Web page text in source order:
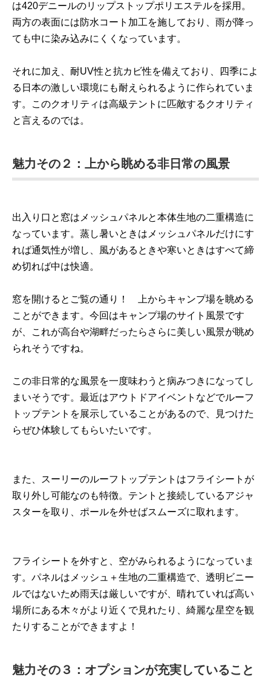
は420デニールのリップストップポリエステルを採用。
両方の表面には防水コート加工を施しており、雨が降っ
ても中に染み込みにくくなっています。
それに加え、耐UV性と抗カビ性を備えており、四季によ
る日本の激しい環境にも耐えられるように作られていま
す。このクオリティは高級テントに匹敵するクオリティ
と言えるのでは。
魅力その２：上から眺める非日常の風景
出入り口と窓はメッシュパネルと本体生地の二重構造に
なっています。蒸し暑いときはメッシュパネルだけにす
れば通気性が増し、風があるときや寒いときはすべて締
め切れば中は快適。
窓を開けるとご覧の通り！ 上からキャンプ場を眺める
ことができます。今回はキャンプ場のサイト風景です
が、これが高台や湖畔だったらさらに美しい風景が眺め
られそうですね。
この非日常的な風景を一度味わうと病みつきになってし
まいそうです。最近はアウトドアイベントなどでルーフ
トップテントを展示していることがあるので、見つけた
らぜひ体験してもらいたいです。
また、スーリーのルーフトップテントはフライシートが
取り外し可能なのも特徴。テントと接続しているアジャ
スターを取り、ポールを外せばスムーズに取れます。
フライシートを外すと、空がみられるようになっていま
す。パネルはメッシュ＋生地の二重構造で、透明ビニー
ルではないため雨天は厳しいですが、晴れていれば高い
場所にある木々がより近くで見れたり、綺麗な星空を観
たりすることができますよ！
魅力その３：オプションが充実していること